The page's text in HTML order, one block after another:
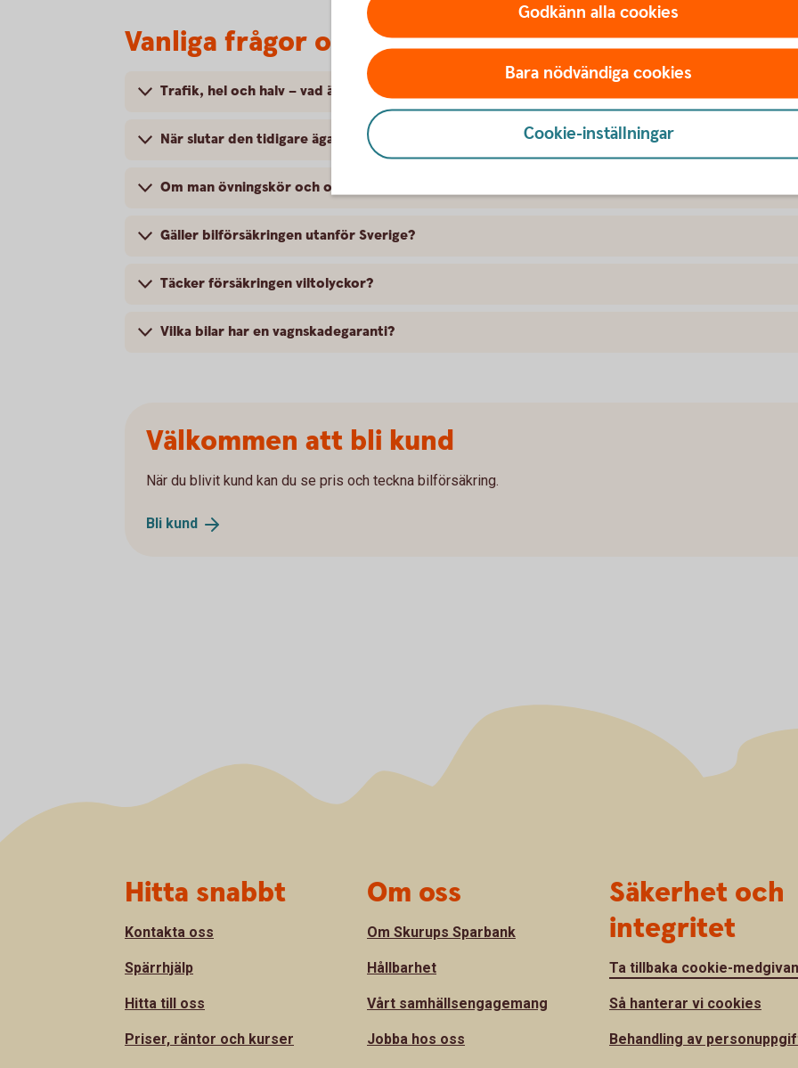
Vanliga frågor om att försäkra Peugeot
Trafik, hel och halv – vad är det för skillnad på försäkringarna?
När slutar den tidigare ägarens försäkring att gälla?
Om man övningskör och olyckan är framme, täcker bilförsäkringen då?
Gäller bilförsäkringen utanför Sverige?
Täcker försäkringen viltolyckor?
Vilka bilar har en vagnskadegaranti?
Välkommen att bli kund
När du blivit kund kan du se pris och teckna bilförsäkring.
Bli kund
Godkänn alla cookies
Bara nödvändiga cookies
Cookie-inställningar
Hitta snabbt
Kontakta oss
Spärrhjälp
Hitta till oss
Priser, räntor och kurser
Om oss
Om Skurups Sparbank
Hållbarhet
Vårt samhällsengagemang
Jobba hos oss
Säkerhet och
integritet
Ta tillbaka cookie-
Så hanterar vi cookies
Behandling av